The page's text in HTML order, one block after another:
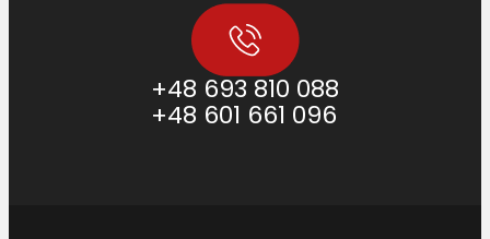
+48 693 810 088
+48 601 661 096